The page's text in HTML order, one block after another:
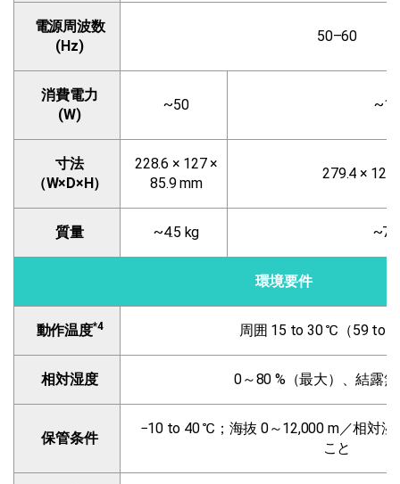
電源周波数
(Hz)
50–60
消費電力
(W)
~50
寸法
（W×D×H）
228.6 × 127 ×
85.9 mm
279.4 × 127
質量 ~4.5 kg ~7
環境要件
動作温度*4 周囲 15 to 30 ℃（59 to
相対湿度 0～80 %（最大）、結露
保管条件
−10 to 40 ℃；海抜 0～12,000 m／相対湿
こと